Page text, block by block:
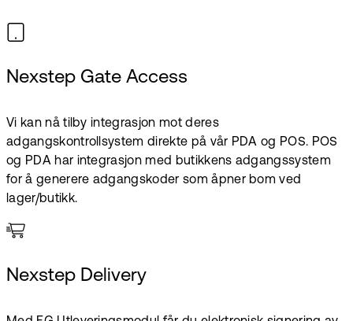
Nexstep Gate Access
Vi kan nå tilby integrasjon mot deres
adgangskontrollsystem direkte på vår PDA og POS. POS
og PDA har integrasjon med butikkens adgangssystem
for å generere adgangskoder som åpner bom ved
lager/butikk.
Nexstep Delivery